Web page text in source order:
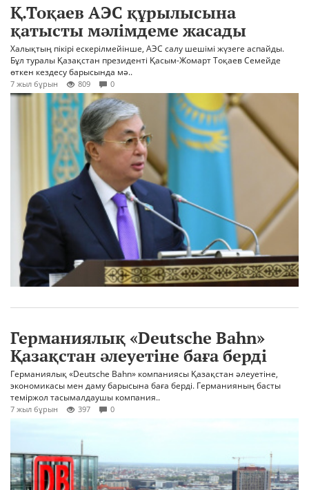
Қ.Тоқаев АЭС құрылысына
қатысты мәлімдеме жасады
Халықтың пікірі ескерілмейінше, АЭС салу шешімі жүзеге аспайды.
Бұл туралы Қазақстан президенті Қасым-Жомарт Тоқаев Семейде
өткен кездесу барысында мә..
7 жыл бұрын 809 0
Германиялық «Deutsche Bahn»
Қазақстан әлеуетіне баға берді
Германиялық «Deutsche Bahn» компаниясы Қазақстан әлеуетіне,
экономикасы мен даму барысына баға берді. Германияның басты
теміржол тасымалдаушы компания..
7 жыл бұрын 397 0